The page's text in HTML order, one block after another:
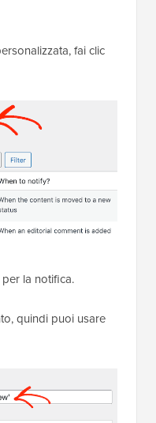
fai clic
la notifica.
quindi puoi usare